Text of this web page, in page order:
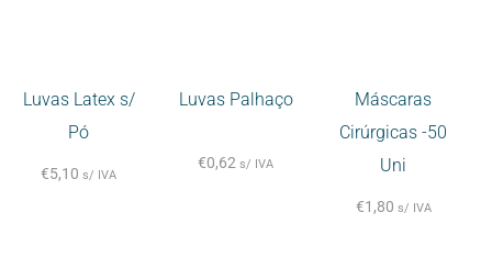
Luvas Latex s/
Pó
€5,10 s/ IVA
Luvas Palhaço
€0,62 s/ IVA
Máscaras
Cirúrgicas -50
Uni
€1,80 s/ IVA